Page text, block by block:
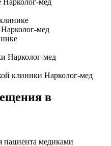
в
пациента медиками